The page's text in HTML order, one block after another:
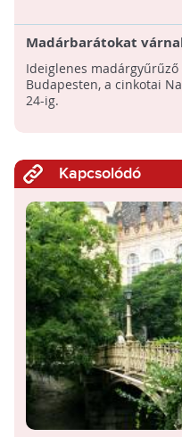
Madárbarátokat
ideiglenes
Ideiglenes
Budapesten, a cinkotai
24-ig.
Kapcsolódó